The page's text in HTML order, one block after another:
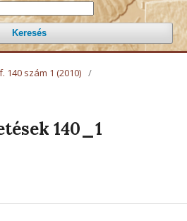
Keresés
140 szám 1 (2010) /
140_1